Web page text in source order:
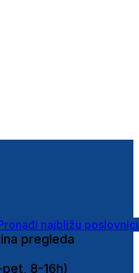
najbližu
pregleda
8-16h)